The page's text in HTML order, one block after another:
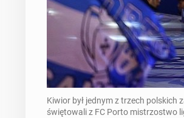
Kiwior był jednym z trzech polskich
świętowali z FC Porto mistrzostwo